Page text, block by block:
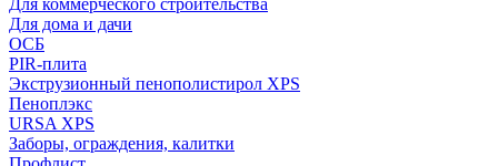
Для коммерческого строительства
Для дома и дачи
ОСБ
PIR-плита
Экструзионный пенополистирол XPS
Пеноплэкс
URSA XPS
Заборы, ограждения, калитки